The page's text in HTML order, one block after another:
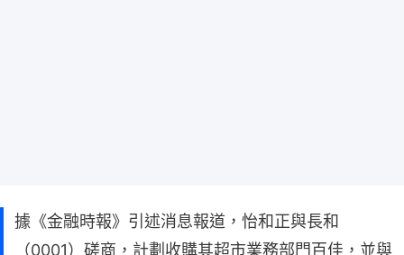
據《金融時報》引述消息報道，怡和正與長和
（0001）磋商，計劃收購其超市業務部門百佳，並與